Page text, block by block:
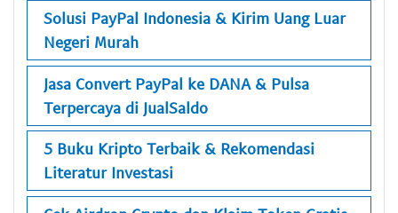
Solusi PayPal Indonesia & Kirim Uang Luar
Negeri Murah
Jasa Convert PayPal ke DANA & Pulsa
Terpercaya di JualSaldo
5 Buku Kripto Terbaik & Rekomendasi
Literatur Investasi